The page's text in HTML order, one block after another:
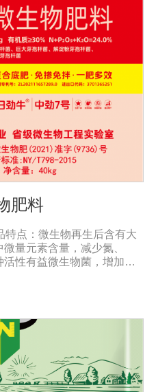
提高产量分泌赤霉素、细胞
激、调节、促进作物的生长
利于农作物的增产5、预
小麦根腐病、镰刀菌、姜腐
与棉花等枯萎病。
肥料
特点：微生物再生后含有大
量元素含量，减少氮、
性有益微生物菌，增加土
量。增产效果明显：根据
高作物和农产品质量，增
善作物抵抗病虫害。改善
额外的天然植物生长和。
根本上减少农药的使用。
性。促进根系生长，果树开
，抗早春病害。防治早衰，